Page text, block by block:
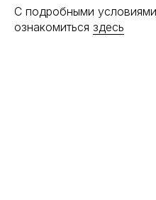
С подробными
ознакомиться здесь